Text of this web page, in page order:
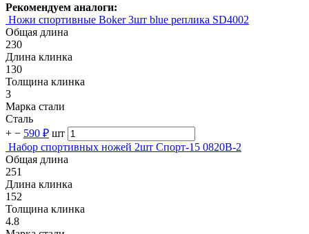
Рекомендуем аналоги:
Ножи спортивные Boker 3шт blue реплика SD4002
Общая длина
230
Длина клинка
130
Толщина клинка
3
Марка стали
Сталь
+ − 590 ₽ шт
Набор спортивных ножей 2шт Спорт-15 0820B-2
Общая длина
251
Длина клинка
152
Толщина клинка
4.8